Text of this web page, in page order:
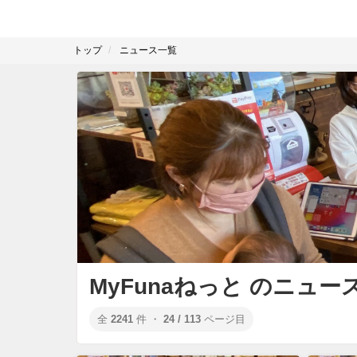
トップ ニュース一覧
MyFunaねっと のニュー
全 2241 件 ・ 24 / 113 ページ目